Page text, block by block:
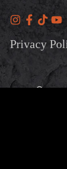
Privacy
Our